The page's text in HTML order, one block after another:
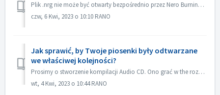
Plik .nrg nie może być otwarty bezpośrednio przez Nero Burning ROM. Możesz nagrać plik nrg na płytę za pomocą Nero Burning ROM. Lub użyj oprogramowania do ...
czw, 6 Kwi, 2023 o 10:10 RANO
Jak sprawić, by Twoje piosenki były odtwarzane
we właściwej kolejności?
Prosimy o stworzenie kompilacji Audio CD. Ono grać w the rozkaz który ty dodawać the kartoteka. Jeżeli ty tworzyć z inny kompilacja che palić w facto dane d...
wt, 4 Kwi, 2023 o 10:44 RANO